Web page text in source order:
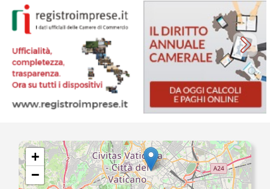
+
−